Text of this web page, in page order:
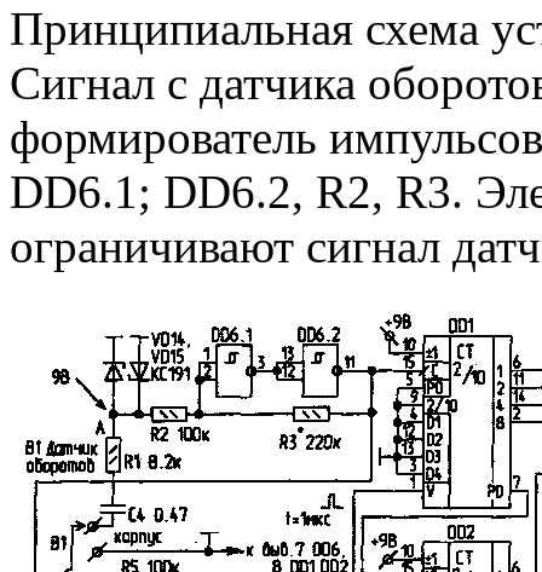
Принципиальная схема
Сигнал с датчика
формирователь
DD6.1; DD6.2, R2, R3.
ограничивают сигнал